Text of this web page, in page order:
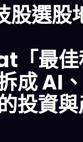
股選股
「最佳
成 AI
投資